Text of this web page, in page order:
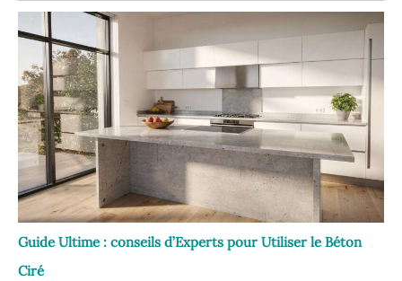
Guide Ultime : conseils d’Experts pour Utiliser le Béton
Ciré